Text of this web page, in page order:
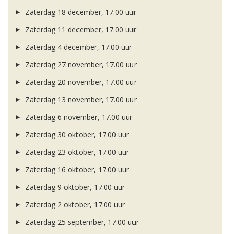
Zaterdag 18 december, 17.00 uur
Zaterdag 11 december, 17.00 uur
Zaterdag 4 december, 17.00 uur
Zaterdag 27 november, 17.00 uur
Zaterdag 20 november, 17.00 uur
Zaterdag 13 november, 17.00 uur
Zaterdag 6 november, 17.00 uur
Zaterdag 30 oktober, 17.00 uur
Zaterdag 23 oktober, 17.00 uur
Zaterdag 16 oktober, 17.00 uur
Zaterdag 9 oktober, 17.00 uur
Zaterdag 2 oktober, 17.00 uur
Zaterdag 25 september, 17.00 uur